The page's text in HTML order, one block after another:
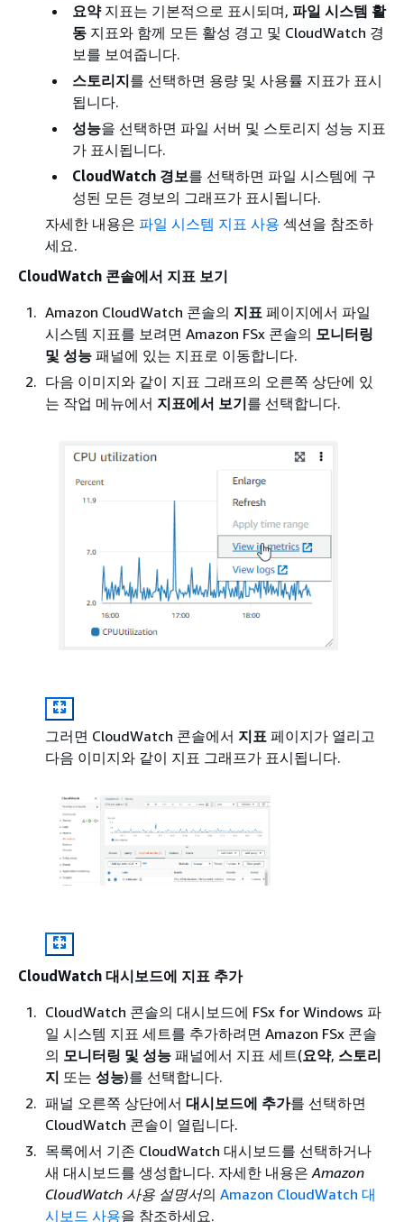
요약지표는 기본적으로 표시되며, 파일 시스템 활
동 지표와 함께 모든 활성 경고 및 CloudWatch 경
보를 보여줍니다.
스토리지를 선택하면 용량 및 사용률 지표가 표시
됩니다.
성능을 선택하면 파일 서버 및 스토리지 성능 지표
가 표시됩니다.
CloudWatch 경보를 선택하면 파일 시스템에 구
성된 모든 경보의 그래프가 표시됩니다.
자세한 내용은 파일 시스템 지표 사용 섹션을 참조하
세요.
CloudWatch 콘솔에서 지표 보기
Amazon CloudWatch 콘솔의 지표 페이지에서 파일
시스템 지표를 보려면 Amazon FSx 콘솔의 모니터링
및 성능 패널에 있는 지표로 이동합니다.
다음 이미지와 같이 지표 그래프의 오른쪽 상단에 있
는 작업 메뉴에서 지표에서 보기를 선택합니다.
그러면 CloudWatch 콘솔에서 지표 페이지가 열리고
다음 이미지와 같이 지표 그래프가 표시됩니다.
CloudWatch 대시보드에 지표 추가
CloudWatch 콘솔의 대시보드에 FSx for Windows 파
일 시스템 지표 세트를 추가하려면 Amazon FSx 콘솔
의 모니터링 및 성능 패널에서 지표 세트(요약, 스토리
지 또는 성능)를 선택합니다.
패널 오른쪽 상단에서 대시보드에 추가를 선택하면
CloudWatch 콘솔이 열립니다.
목록에서 기존 CloudWatch 대시보드를 선택하거나
새 대시보드를 생성합니다. 자세한 내용은 Amazon
CloudWatch 사용 설명서의 Amazon CloudWatch 대
시보드 사용을 참조하세요.